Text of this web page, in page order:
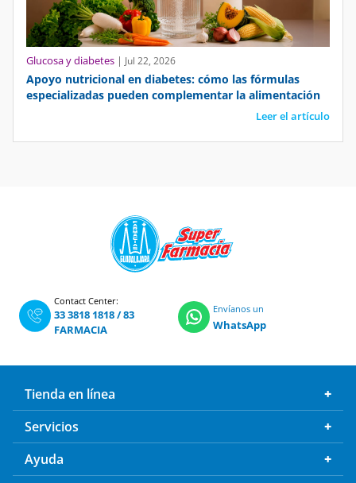
Glucosa y diabetes|Jul 22, 2026
Apoyo nutricional en diabetes: cómo las fórmulas
especializadas pueden complementar la alimentación
Leer el artículo
33 3818 1818
FARMACIA
WhatsApp
Servicios
Ayuda
Empresa